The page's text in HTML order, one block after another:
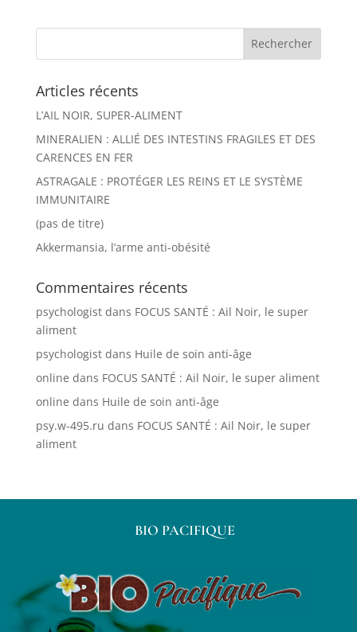
Articles récents
L’AIL NOIR, SUPER-ALIMENT
MINERALIEN : ALLIÉ DES INTESTINS FRAGILES ET DES
CARENCES EN FER
ASTRAGALE : PROTÉGER LES REINS ET LE SYSTÈME
IMMUNITAIRE
(pas de titre)
Akkermansia, l’arme anti-obésité
Commentaires récents
psychologistdans FOCUS SANTÉ : Ail Noir, le super
aliment
psychologistdans Huile de soin anti-âge
online dans FOCUS SANTÉ : Ail Noir, le super aliment
online dans Huile de soin anti-âge
psy.w-495.ru dans FOCUS SANTÉ : Ail Noir, le super
aliment
BIO PACIFIQUE